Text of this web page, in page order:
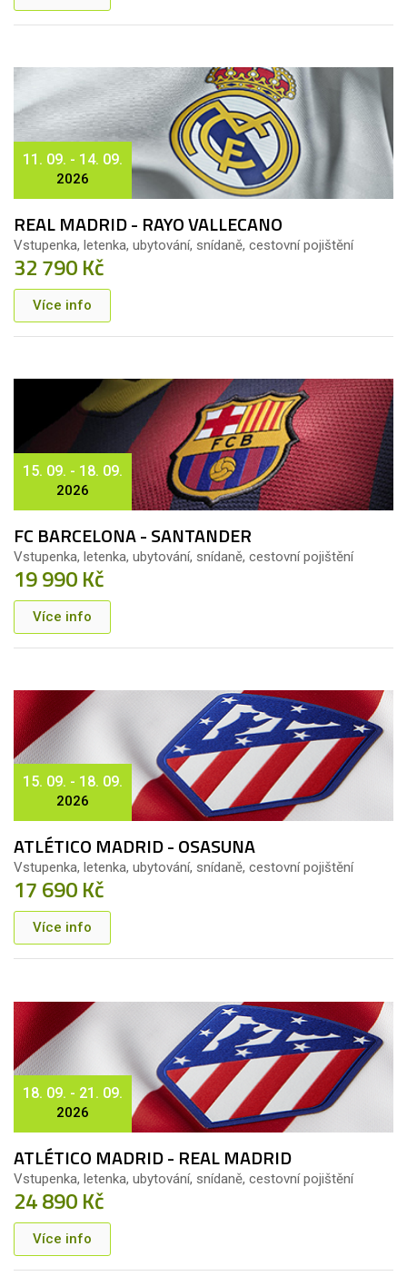
11. 09. - 14. 09.
2026
REAL MADRID - RAYO VALLECANO
Vstupenka, letenka, ubytování, snídaně, cestovní pojištění
32 790 Kč
Více info
15. 09. - 18. 09.
2026
FC BARCELONA - SANTANDER
Vstupenka, letenka, ubytování, snídaně, cestovní pojištění
19 990 Kč
Více info
15. 09. - 18. 09.
2026
ATLÉTICO MADRID - OSASUNA
Vstupenka, letenka, ubytování, snídaně, cestovní pojištění
17 690 Kč
Více info
18. 09. - 21. 09.
2026
ATLÉTICO MADRID - REAL MADRID
Vstupenka, letenka, ubytování, snídaně, cestovní pojištění
24 890 Kč
Více info